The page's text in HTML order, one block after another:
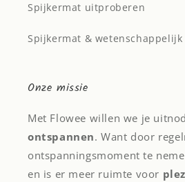
Spijkermat uitproberen
Spijkermat & wetenschappelijk
Onze missie
Met Flowee willen we je
ontspannen. Want door
ontspanningsmoment te
en is er meer ruimte voor